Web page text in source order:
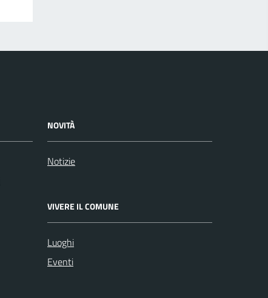
NOVITÀ
Notizie
VIVERE IL COMUNE
Luoghi
Eventi